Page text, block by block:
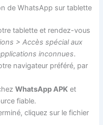
de WhatsApp sur tablette
tablette et rendez-vous
> Accès spécial aux
inconnues.
navigateur préféré, par
WhatsApp APK et
fiable.
cliquez sur le fichier